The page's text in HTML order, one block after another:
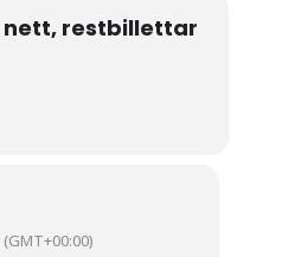
nett, restbillettar
(GMT+00:00)